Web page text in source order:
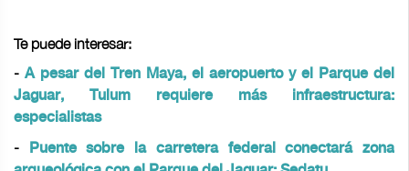
Te puede interesar:
- A pesar del Tren Maya, el aeropuerto y el Parque del
Jaguar, Tulum requiere más infraestructura:
especialistas
-
Puente sobre la carretera federal conectará zona